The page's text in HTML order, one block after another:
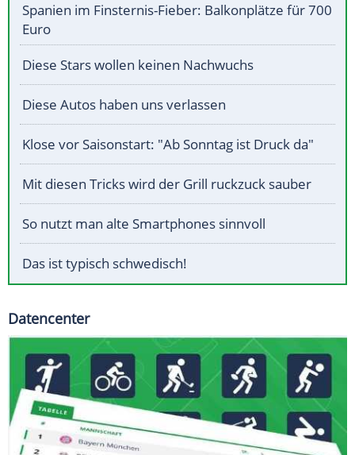
Spanien im Finsternis-Fieber: Balkonplätze für 700
Euro
Diese Stars wollen keinen Nachwuchs
Diese Autos haben uns verlassen
Klose vor Saisonstart: "Ab Sonntag ist Druck da"
Mit diesen Tricks wird der Grill ruckzuck sauber
So nutzt man alte Smartphones sinnvoll
Das ist typisch schwedisch!
Datencenter